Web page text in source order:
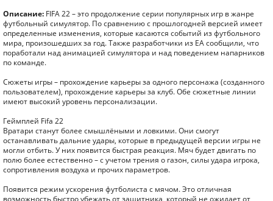
Описание: FIFA 22 – это продолжение серии популярных игр в жанре
футбольный симулятор. По сравнению с прошлогодней версией имеет
определенные изменения, которые касаются событий из футбольного
мира, произошедших за год. Также разработчики из EA сообщили, что
поработали над анимацией симулятора и над поведением напарников
по команде.
Сюжеты игры – прохождение карьеры за одного персонажа (созданного
пользователем), прохождение карьеры за клуб. Обе сюжетные линии
имеют высокий уровень персонализации.
Геймплей Fifa 22
Вратари станут более смышлёными и ловкими. Они смогут
останавливать дальние удары, которые в предыдущей версии игры не
могли отбить. У них появится быстрая реакция. Мяч будет двигать по
полю более естественно – с учетом трения о газон, силы удара игрока,
сопротивления воздуха и прочих параметров.
Появится режим ускорения футболиста с мячом. Это отличная
возможность быстро убежать от защитника, который не ожидает от